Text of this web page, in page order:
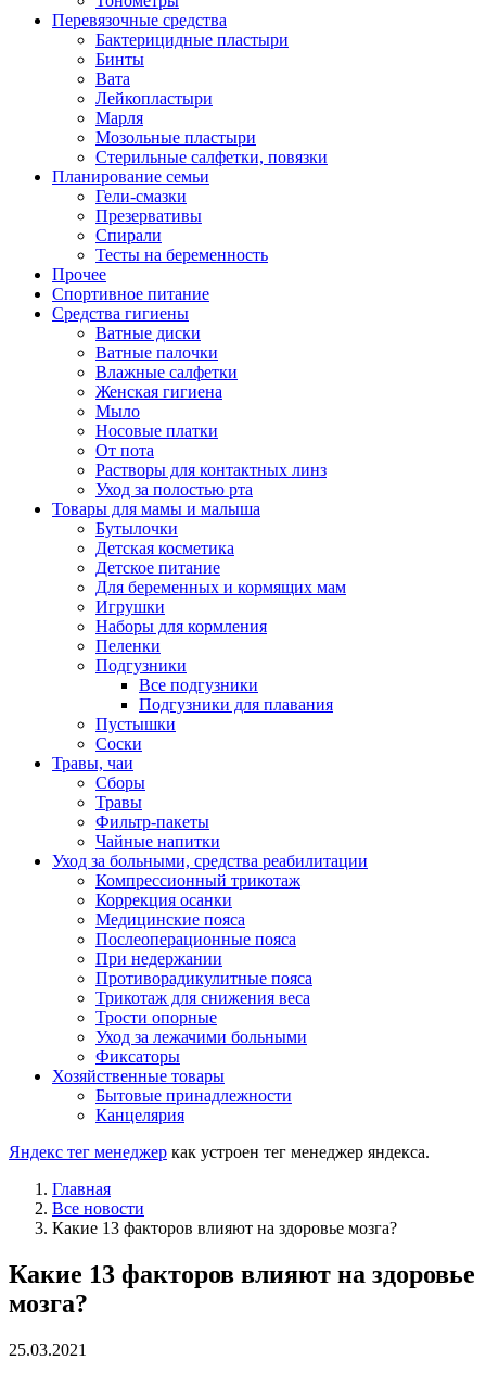
Перевязочные средства
Бактерицидные пластыри
Бинты
Вата
Лейкопластыри
Марля
Мозольные пластыри
Стерильные салфетки, повязки
Планирование семьи
Гели-смазки
Презервативы
Спирали
Тесты на беременность
Прочее
Спортивное питание
Средства гигиены
Ватные диски
Ватные палочки
Влажные салфетки
Женская гигиена
Мыло
Носовые платки
От пота
Растворы для контактных линз
Уход за полостью рта
Товары для мамы и малыша
Бутылочки
Детская косметика
Детское питание
Для беременных и кормящих мам
Игрушки
Наборы для кормления
Пеленки
Подгузники
Все подгузники
Подгузники для плавания
Пустышки
Соски
Травы, чаи
Сборы
Травы
Фильтр-пакеты
Чайные напитки
Уход за больными, средства реабилитации
Компрессионный трикотаж
Коррекция осанки
Медицинские пояса
Послеоперационные пояса
При недержании
Противорадикулитные пояса
Трикотаж для снижения веса
Трости опорные
Уход за лежачими больными
Фиксаторы
Хозяйственные товары
Бытовые принадлежности
Канцелярия
Яндекс тег менеджер как устроен тег менеджер яндекса.
Главная
Все новости
Какие 13 факторов влияют на здоровье мозга?
Какие 13 факторов влияют на здоровье
мозга?
25.03.2021